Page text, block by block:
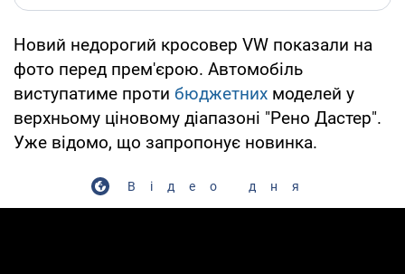
Новий недорогий кросовер VW показали на
фото перед прем'єрою. Автомобіль
виступатиме проти бюджетних моделей у
верхньому ціновому діапазоні "Рено Дастер".
Уже відомо, що запропонує новинка.
Відео дня